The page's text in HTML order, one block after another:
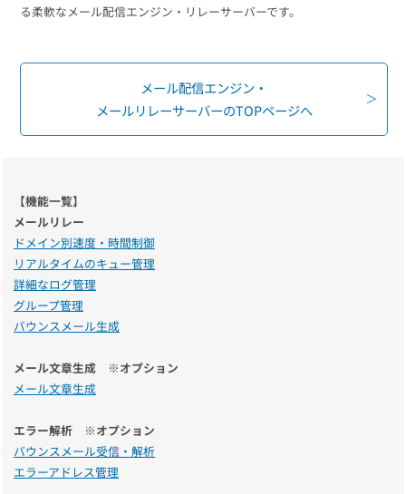
SNSプロモーション支援事業
る柔軟なメール配信エンジン・リレーサーバーです。
メール配信エンジン・
メールリレーサーバーのTOPページへ
【機能一覧】
メールリレー
ドメイン別速度・時間制御
リアルタイムのキュー管理
詳細なログ管理
グループ管理
バウンスメール生成
メール文章生成 ※オプション
メール文章生成
エラー解析 ※オプション
バウンスメール受信・解析
エラーアドレス管理